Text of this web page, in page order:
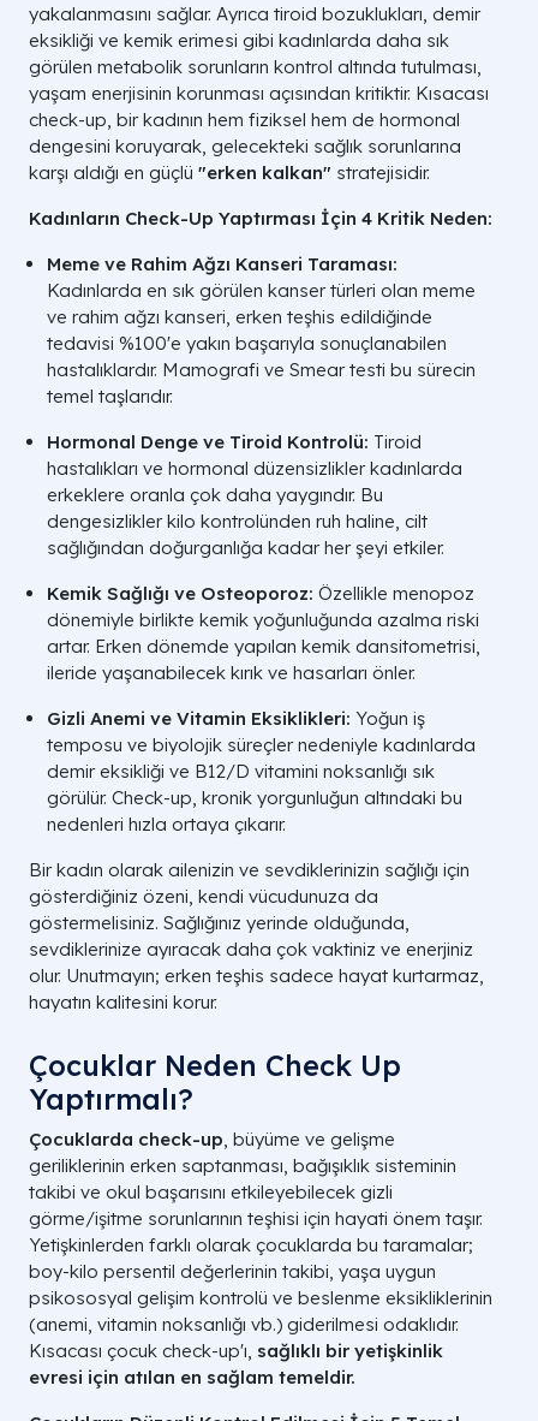
yakalanmasını sağlar. Ayrıca tiroid bozuklukları, demir
eksikliği ve kemik erimesi gibi kadınlarda daha sık
görülen metabolik sorunların kontrol altında tutulması,
yaşam enerjisinin korunması açısından kritiktir. Kısacası
check-up, bir kadının hem fiziksel hem de hormonal
dengesini koruyarak, gelecekteki sağlık sorunlarına
karşı aldığı en güçlü "erken kalkan" stratejisidir.
Kadınların Check-Up Yaptırması İçin 4 Kritik Neden:
Meme ve Rahim Ağzı Kanseri Taraması:
Kadınlarda en sık görülen kanser türleri olan meme
ve rahim ağzı kanseri, erken teşhis edildiğinde
tedavisi %100'e yakın başarıyla sonuçlanabilen
hastalıklardır. Mamografi ve Smear testi bu sürecin
temel taşlarıdır.
Hormonal Denge ve Tiroid Kontrolü: Tiroid
hastalıkları ve hormonal düzensizlikler kadınlarda
erkeklere oranla çok daha yaygındır. Bu
dengesizlikler kilo kontrolünden ruh haline, cilt
sağlığından doğurganlığa kadar her şeyi etkiler.
Kemik Sağlığı ve Osteoporoz: Özellikle menopoz
dönemiyle birlikte kemik yoğunluğunda azalma riski
artar. Erken dönemde yapılan kemik dansitometrisi,
ileride yaşanabilecek kırık ve hasarları önler.
Gizli Anemi ve Vitamin Eksiklikleri: Yoğun iş
temposu ve biyolojik süreçler nedeniyle kadınlarda
demir eksikliği ve B12/D vitamini noksanlığı sık
görülür. Check-up, kronik yorgunluğun altındaki bu
nedenleri hızla ortaya çıkarır.
Bir kadın olarak ailenizin ve sevdiklerinizin sağlığı için
gösterdiğiniz özeni, kendi vücudunuza da
göstermelisiniz. Sağlığınız yerinde olduğunda,
sevdiklerinize ayıracak daha çok vaktiniz ve enerjiniz
olur. Unutmayın; erken teşhis sadece hayat kurtarmaz,
hayatın kalitesini korur.
Çocuklar Neden Check Up
Yaptırmalı?
Çocuklarda check-up, büyüme ve gelişme
geriliklerinin erken saptanması, bağışıklık sisteminin
takibi ve okul başarısını etkileyebilecek gizli
görme/işitme sorunlarının teşhisi için hayati önem taşır.
Yetişkinlerden farklı olarak çocuklarda bu taramalar;
boy-kilo persentil değerlerinin takibi, yaşa uygun
psikososyal gelişim kontrolü ve beslenme eksikliklerinin
(anemi, vitamin noksanlığı vb.) giderilmesi odaklıdır.
Kısacası çocuk check-up'ı, sağlıklı bir yetişkinlik
evresi için atılan en sağlam temeldir.